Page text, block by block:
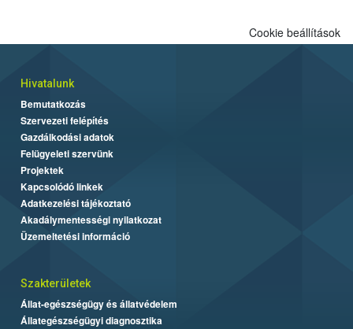
Cookie beállítások
Hivatalunk
Bemutatkozás
Szervezeti felépítés
Gazdálkodási adatok
Felügyeleti szervünk
Projektek
Kapcsolódó linkek
Adatkezelési tájékoztató
Akadálymentességi nyilatkozat
Üzemeltetési információ
Szakterületek
Állat-egészségügy és állatvédelem
Állategészségügyi diagnosztika